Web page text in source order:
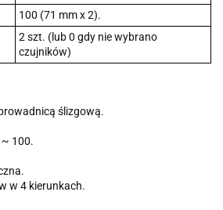
100 (71 mm x 2).
2 szt. (lub 0 gdy nie wybrano
czujników)
ślizgową.
~ 100.
w 4 kierunkach.